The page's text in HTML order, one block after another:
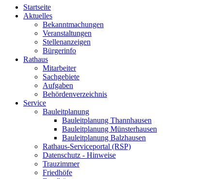
Startseite
Aktuelles
Bekanntmachungen
Veranstaltungen
Stellenanzeigen
Bürgerinfo
Rathaus
Mitarbeiter
Sachgebiete
Aufgaben
Behördenverzeichnis
Service
Bauleitplanung
Bauleitplanung Thannhausen
Bauleitplanung Münsterhausen
Bauleitplanung Balzhausen
Rathaus-Serviceportal (RSP)
Datenschutz - Hinweise
Trauzimmer
Friedhöfe